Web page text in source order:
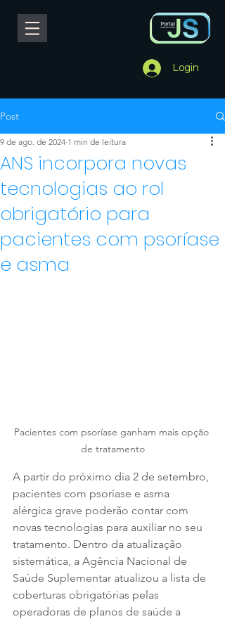
Login
Post
ANS incorpora novas
tecnologias ao rol
obrigatório para
pacientes com psoríase
e asma
9 de ago. de 2024 1 min de leitura
Pacientes com psoríase ganham mais opção
de tratamento
A partir do próximo dia 2 de setembro,
pacientes com psoríase e asma
alérgica grave poderão contar com
novas tecnologias para auxiliar no seu
tratamento. Dentro da atualização
sistemática, a Agência Nacional de
Saúde Suplementar atualizou a lista de
coberturas obrigatórias pelas
operadoras de planos de saúde a